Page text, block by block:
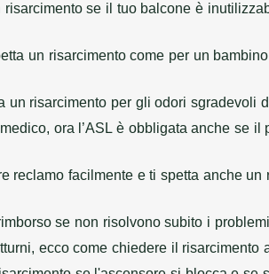
se il tuo balcone è
un risarcimento come per un
un risarcimento per gli odori sgradevoli
ora l’ASL è obbligata anche se
reclamo facilmente e ti spetta anche
se non risolvono subito i
ecco come chiedere il risarcimento